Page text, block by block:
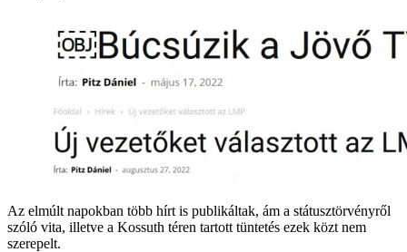
Az elmúlt napokban több hírt is publikáltak, ám a státusztörvényről
szóló vita, illetve a Kossuth téren tartott tüntetés ezek közt nem
szerepelt.